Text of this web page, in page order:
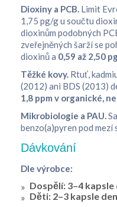
Dioxiny a PCB. Limit
1,75 pg/g u součtu
dioxinům podobných
zveřejněných šarží se
dioxinů a 0,59 až 2,50
Těžké kovy. Rtuť,
(2012) ani BDS (2013)
1,8 ppm v organické,
Mikrobiologie a PAU.
benzo(a)pyren pod
Dávkování
Dle výrobce:
Dospělí: 3–4 kapsle
Děti: 2–3 kapsle